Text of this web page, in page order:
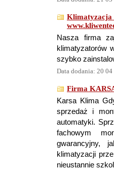
Klimatyzacja
Nasza firma
klimatyzatorów
szybko
Data dodania: 20
Firma
Karsa Klima
sprzedaż i
automatyki.
fachowym
gwarancyjny,
klimatyzacji
nieustannie